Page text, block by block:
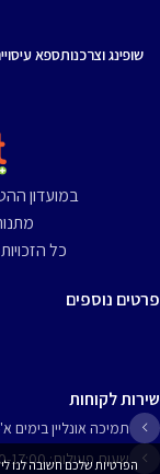
שופינג וצרכנותספא
כל
פרטים נוספים
שירות לקוחות
תמיכה אונליין בימים
שעות פעילות: 09:00-17:00